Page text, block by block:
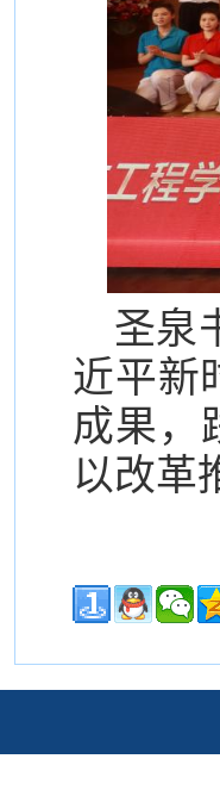
圣泉
近平新
成果，
以改革